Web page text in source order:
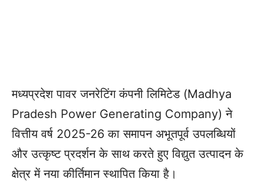
मध्यप्रदेश पावर जनरेटिंग कंपनी लिमिटेड (Madhya
Pradesh Power Generating Company) ने
वित्तीय वर्ष 2025-26 का समापन अभूतपूर्व उपलब्धियों
और उत्कृष्ट प्रदर्शन के साथ करते हुए विद्युत उत्पादन के
क्षेत्र में नया कीर्तिमान स्थापित किया है।